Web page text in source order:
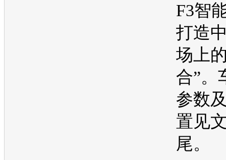
F3智
打造
场上
合”。
参数
置见
尾。